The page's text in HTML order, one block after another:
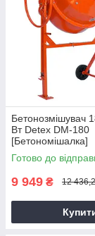
Бетонозмішувач
Вт Detex DM-180
[Бетономішалка]
Готово до
9 949 ₴ 12